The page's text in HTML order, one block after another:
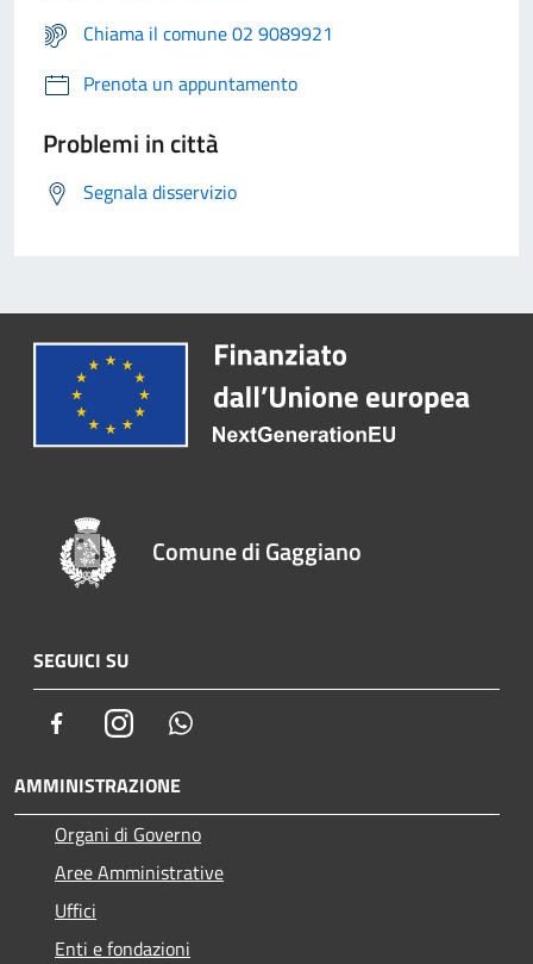
Chiama il comune 02 9089921
Prenota un appuntamento
Problemi in città
Segnala disservizio
Comune di Gaggiano
SEGUICI SU
FacebookInstagram
AMMINISTRAZIONE
Organi di Governo
Aree Amministrative
Uffici
Enti e fondazioni